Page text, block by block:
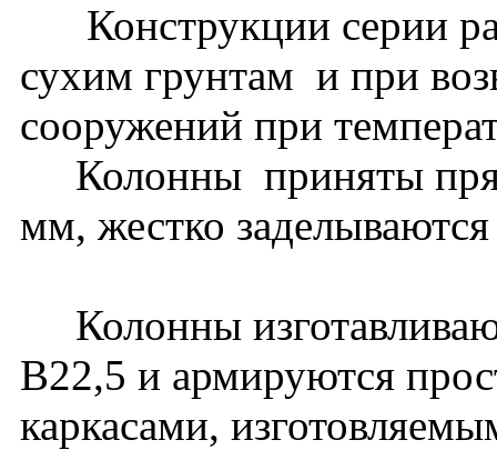
Конструкции серии
сухим грунтам и при
сооружений при
Колонны приняты
мм, жестко
Колонны
В22,5 и армируются
каркасами,